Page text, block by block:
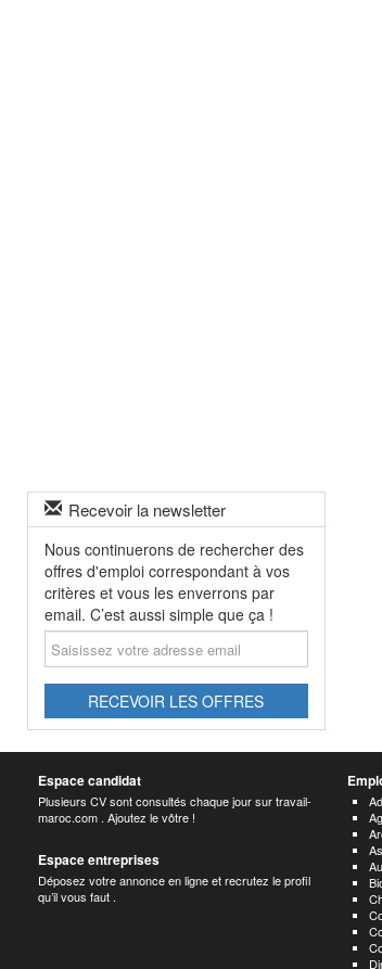
Recevoir la newsletter
Nous continuerons de rechercher des
offres d'emploi correspondant à vos
critères et vous les enverrons par
email. C’est aussi simple que ça !
Saisissez
votre
adresse
RECEVOIR LES OFFRES
Espace candidat
Plusieurs CV sont consultés chaque jour sur travail-
maroc.com . Ajoutez le vôtre !
Espace entreprises
Déposez votre annonce en ligne et recrutez le profil
qu’il vous faut .